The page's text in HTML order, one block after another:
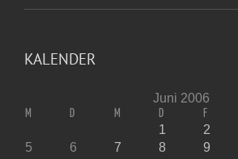
KALENDER
Juni 2006
M D M D F
1 2
5
6 7 8 9